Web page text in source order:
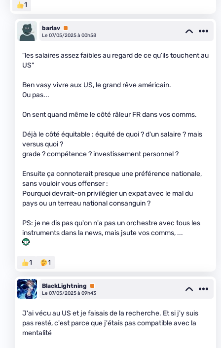
1
barlav Premium
Le 07/05/2025 à 00h58
"les salaires assez faibles au regard de ce qu’ils touchent au
US"
Ben vasy vivre aux US, le grand rêve américain.
Ou pas...
On sent quand même le côté râleur FR dans vos comms.
Déjà le côté équitable : équité de quoi ? d'un salaire ? mais
versus quoi ?
grade ? compétence ? investissement personnel ?
Ensuite ça connoterait presque une préférence nationale,
sans vouloir vous offenser :
Pourquoi devrait-on privilégier un expat avec le mal du
pays ou un terreau national consanguin ?
PS: je ne dis pas qu'on n'a pas un orchestre avec tous les
instruments dans la news, mais jsute vos comms, ...
1 1
BlackLightning
Premium
Le 07/05/2025 à 09h43
J'ai vécu au US et je faisais de la recherche. Et si j'y suis
pas resté, c'est parce que j'étais pas compatible avec la
mentalité